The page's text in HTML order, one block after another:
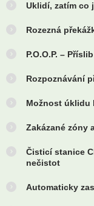
Uklidí, zatím co
Rozezná
P.O.O.P. –
Rozpoznávání
Možnost úklidu
Zakázané zóny
Čisticí stanice
nečistot
Automaticky